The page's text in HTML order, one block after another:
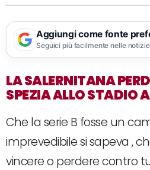
Aggiungi come fonte
Seguici più facilmente nelle
LA SALERNITANA
SPEZIA ALLO STADIO
Che la serie B fosse un
imprevedibile si sapeva ,
vincere o perdere contro